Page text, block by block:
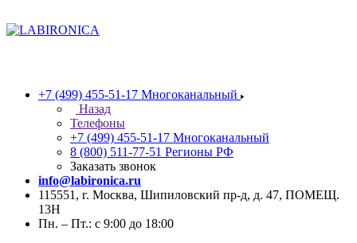
+7 (499) 455-51-17 Многоканальный
Назад
Телефоны
+7 (499) 455-51-17 Многоканальный
8 (800) 511-77-51 Регионы РФ
Заказать звонок
info@labironica.ru
115551, г. Москва, Шипиловский пр-д, д. 47, ПОМЕЩ.
13Н
Пн. – Пт.: с 9:00 до 18:00